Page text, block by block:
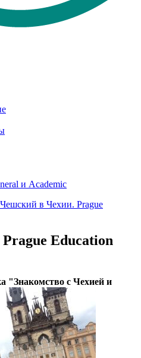
и Academic
Чешский в Чехии. Prague
Education
"Знакомство с Чехией и